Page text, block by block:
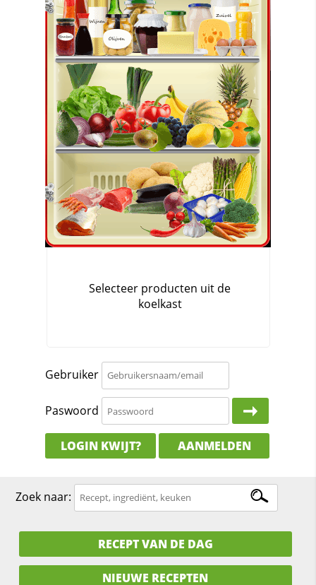
Gebruiker
Paswoord
LOGIN KWIJT? AANMELDEN
Zoek naar:
RECEPT VAN DE DAG
NIEUWE RECEPTEN